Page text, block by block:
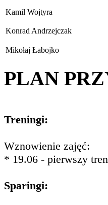
Kamil Wojtyra
Konrad Andrzejczak
Mikołaj Łabojko
PLAN
Treningi:
Wznowienie zajęć:
* 19.06 - pierwszy
Sparingi: